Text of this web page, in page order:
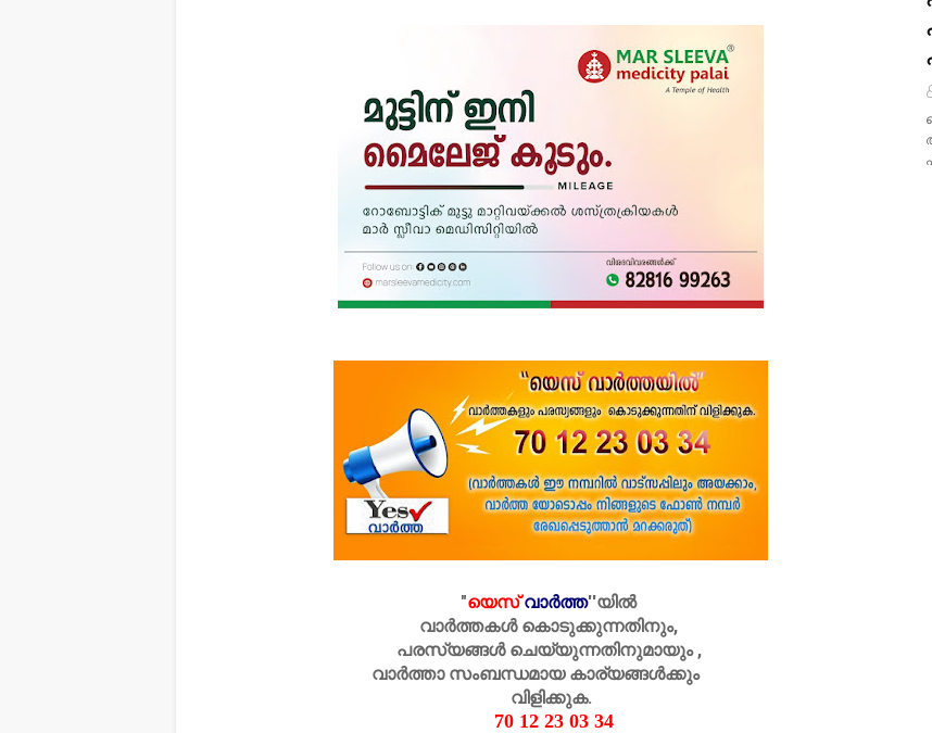
"യെസ് വാർത്ത''യിൽ
വാർത്തകൾ കൊടുക്കുന്നതിനും,
പരസ്യങ്ങൾ ചെയ്യുന്നതിനുമായും ,
വാർത്താ സംബന്ധമായ കാര്യങ്ങൾക്കും
വിളിക്കുക.
70 12 23 03 34